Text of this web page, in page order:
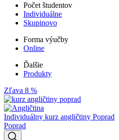
Počet študentov
Individuálne
Skupinovo
Forma výučby
Online
Ďalšie
Produkty
Zľava 8 %
Individuálny kurz angličtiny Poprad
Poprad